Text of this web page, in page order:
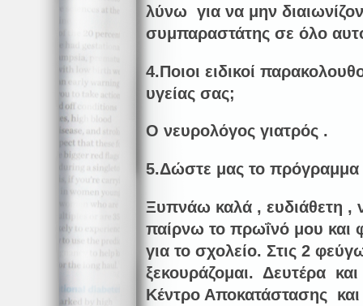
λύνω για να μην
συμπαραστάτης σε όλο
4.Ποιοι ειδικοί
υγείας σας;
Ο νευρολόγος γιατρός .
5.Δώστε μας το πρόγραμμα
Ξυπνάω καλά , ευδιάθετη ,
παίρνω το πρωΐνό μου και
για το σχολείο. Στις 2
ξεκουράζομαι. Δευτέρα
Κέντρο Αποκατάστασης